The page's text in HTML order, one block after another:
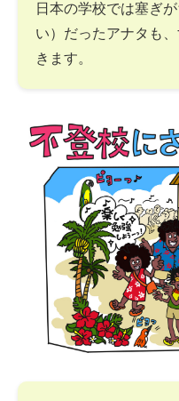
日本の学校では塞ぎ
い）だったアナタも
きます。